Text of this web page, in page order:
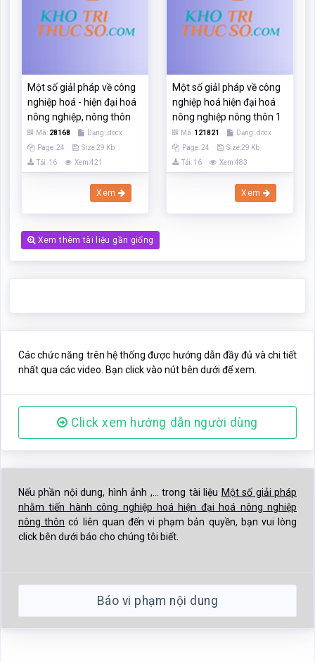
Một số giảI pháp về công
nghiệp hoá - hiện đại hoá
nông nghiệp, nông thôn
Mã: 28168
Dạng:.docx
Page: 24
Size:29 Kb
Tải: 16
Xem:421
Xem
Một số giảI pháp về công
nghiệp hoá hiện đại hoá
nông nghiệp nông thôn 1
Mã: 121821
Dạng:.docx
Page: 24
Size:29 Kb
Tải: 16
Xem:483
Xem
Xem thêm tài liệu gần giống
Các chức năng trên hệ thống được hướng dẫn đầy đủ và chi tiết
nhất qua các video. Bạn click vào nút bên dưới để xem.
Click xem hướng dẫn người dùng
Nếu phần nội dung, hình ảnh ,... trong tài liệu Một số giải pháp
nhằm tiến hành công nghiệp hoá hiện đại hoá nông nghiệp
nông thôn có liên quan đến vi phạm bản quyền, bạn vui lòng
click bên dưới báo cho chúng tôi biết.
Báo vi phạm nội dung